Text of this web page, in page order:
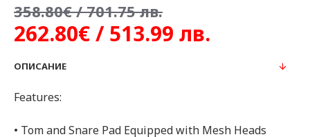
262.80€ / 513.99 лв.
358.80€ / 701.75 лв.
ОПИСАНИЕ
Features:
• Tom and Snare Pad Equipped with Mesh Heads